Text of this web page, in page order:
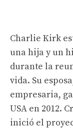
Charlie Kirk
una hija y un
durante la
vida. Su
empresaria,
USA en 2012.
inició el